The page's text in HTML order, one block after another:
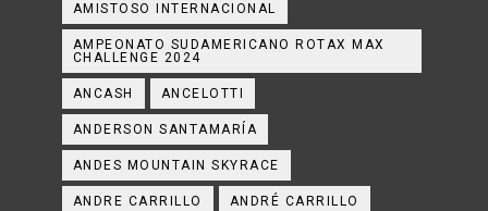
AMISTOSO INTERNACIONAL
AMPEONATO SUDAMERICANO ROTAX MAX
CHALLENGE 2024
ANCASH ANCELOTTI
ANDERSON SANTAMARÍA
ANDES MOUNTAIN SKYRACE
ANDRE CARRILLO ANDRÉ CARRILLO